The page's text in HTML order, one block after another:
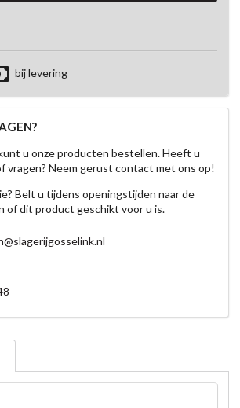
bij levering
u onze producten bestellen. Heeft u
vragen? Neem gerust contact met ons op!
Belt u tijdens openingstijden naar de
of dit product geschikt voor u is.